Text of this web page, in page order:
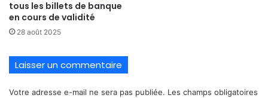
tous les billets de banque
en cours de validité
28 août 2025
Laisser un commentaire
Votre adresse e-mail ne sera pas publiée. Les champs obligatoires